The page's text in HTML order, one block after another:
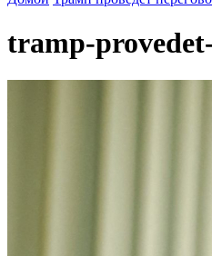
tramp-